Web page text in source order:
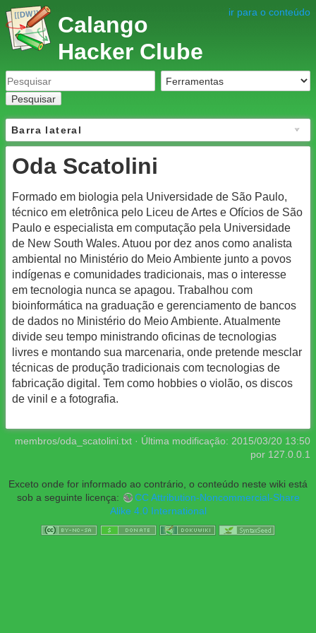
ir para o conteúdo
Calango
Hacker Clube
Pesquisar
Barra lateral
Oda Scatolini
Formado em biologia pela Universidade de São Paulo,
técnico em eletrônica pelo Liceu de Artes e Ofícios de São
Paulo e especialista em computação pela Universidade
de New South Wales. Atuou por dez anos como analista
ambiental no Ministério do Meio Ambiente junto a povos
indígenas e comunidades tradicionais, mas o interesse
em tecnologia nunca se apagou. Trabalhou com
bioinformática na graduação e gerenciamento de bancos
de dados no Ministério do Meio Ambiente. Atualmente
divide seu tempo ministrando oficinas de tecnologias
livres e montando sua marcenaria, onde pretende mesclar
técnicas de produção tradicionais com tecnologias de
fabricação digital. Tem como hobbies o violão, os discos
de vinil e a fotografia.
membros/oda_scatolini.txt · Última modificação: 2015/03/20 13:50
por 127.0.0.1
Exceto onde for informado ao contrário, o conteúdo neste wiki está
sob a seguinte licença:
CC Attribution-Noncommercial-Share
Alike 4.0 International